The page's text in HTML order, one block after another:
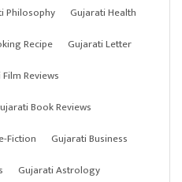
Philosophy
Gujarati Health
Recipe
Gujarati Letter
Reviews
Book Reviews
Fiction
Gujarati Business
Gujarati Astrology